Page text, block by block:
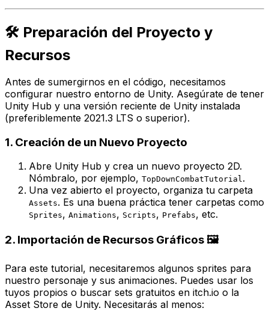
🛠️ Preparación del Proyecto y
Recursos
Antes de sumergirnos en el código, necesitamos
configurar nuestro entorno de Unity. Asegúrate de tener
Unity Hub y una versión reciente de Unity instalada
(preferiblemente 2021.3 LTS o superior).
1. Creación de un Nuevo Proyecto
Abre Unity Hub y crea un nuevo proyecto 2D.
Nómbralo, por ejemplo, TopDownCombatTutorial.
Una vez abierto el proyecto, organiza tu carpeta
Assets. Es una buena práctica tener carpetas como
Sprites, Animations, Scripts, Prefabs, etc.
2. Importación de Recursos Gráficos 🖼️
Para este tutorial, necesitaremos algunos sprites para
nuestro personaje y sus animaciones. Puedes usar los
tuyos propios o buscar sets gratuitos en itch.io o la
Asset Store de Unity. Necesitarás al menos: